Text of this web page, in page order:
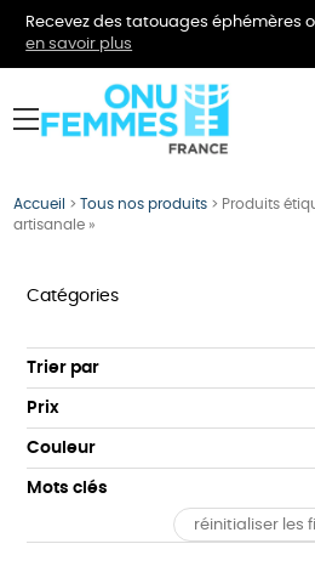
Recevez des tatouages éphémères
en savoir plus
menu
Accueil >Tous nos produits > Produits
artisanale »
Catégories
VÊTEMENTS
BIJOUX
BIEN-ÊTRE
ÉPICERIE
PAPETERIE
Trier par
Par défaut
Popularité
Prix : du - cher au + cher
Prix : du + cher au - cher
Prix
Tous
0 € - 50 €
Couleur
Orange
Mots clés
Fabriqué en Europe
réinitialiser les